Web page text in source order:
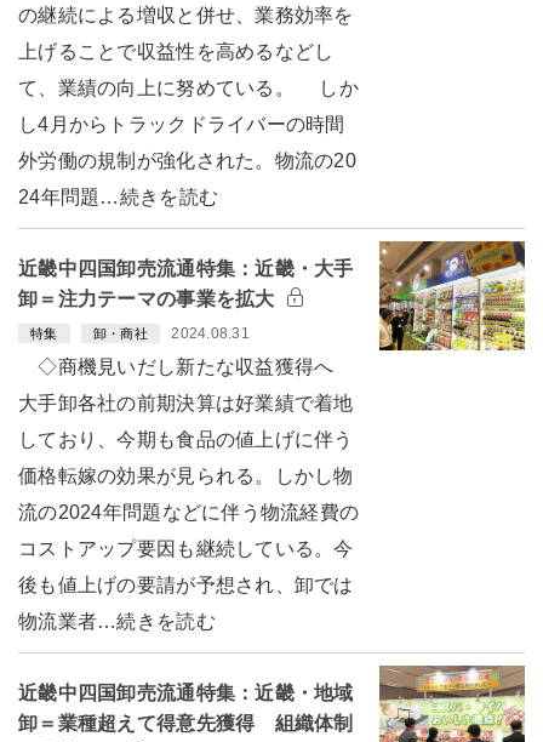
の継続による増収と併せ、業務効率を
上げることで収益性を高めるなどし
て、業績の向上に努めている。 しか
し4月からトラックドライバーの時間
外労働の規制が強化された。物流の20
24年問題…続きを読む
近畿中四国卸売流通特集：近畿・大手
卸＝注力テーマの事業を拡大
特集 卸・商社 2024.08.31
◇商機見いだし新たな収益獲得へ
大手卸各社の前期決算は好業績で着地
しており、今期も食品の値上げに伴う
価格転嫁の効果が見られる。しかし物
流の2024年問題などに伴う物流経費の
コストアップ要因も継続している。今
後も値上げの要請が予想され、卸では
物流業者…続きを読む
近畿中四国卸売流通特集：近畿・地域
卸＝業種超えて得意先獲得 組織体制